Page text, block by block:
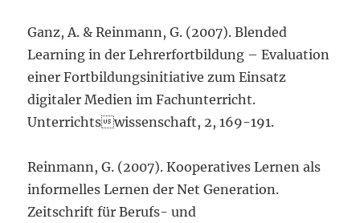
Ganz, A. & Reinmann, G. (2007). Blended
Learning in der Lehrerfortbildung – Evaluation
einer Fortbildungsinitiative zum Einsatz
digitaler Medien im Fachunterricht.
Unterrichtswissenschaft, 2, 169-191.
Reinmann, G. (2007). Kooperatives Lernen als
informelles Lernen der Net Generation.
Zeitschrift für Berufs- und